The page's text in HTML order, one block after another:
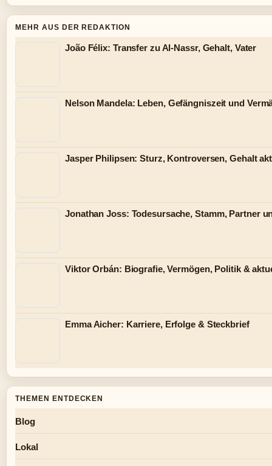
MEHR AUS DER REDAKTION
João Félix: Transfer zu Al-Nassr, Gehalt, Vater
Nelson Mandela: Leben, Gefängniszeit und
Jasper Philipsen: Sturz, Kontroversen, Gehalt
Jonathan Joss: Todesursache, Stamm, Partner
Viktor Orbán: Biografie, Vermögen, Politik &
Emma Aicher: Karriere, Erfolge & Steckbrief
THEMEN ENTDECKEN
Blog
Lokal